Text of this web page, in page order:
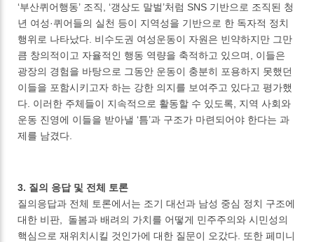
‘부산퀴어행동’ 조직, ‘갱상도 말벌’처럼 SNS 기반으로 조직된 청
년 여성·퀴어들의 실천 등이 지역성을 기반으로 한 독자적 정치
행위로 나타났다. 비수도권 여성운동이 자원은 빈약하지만 그만
큼 창의적이고 자율적인 행동 역량을 축적하고 있으며, 이들은
광장의 경험을 바탕으로 그동안 운동이 충분히 포용하지 못했던
이들을 포함시키고자 하는 강한 의지를 보여주고 있다고 평가했
다. 이러한 주체들이 지속적으로 활동할 수 있도록, 지역 사회와
운동 진영에 이들을 받아낼 ‘틈’과 구조가 마련되어야 한다는 과
제를 남겼다.
3. 질의 응답 및 전체 토론
질의응답과 전체 토론에서는 조기 대선과 남성 중심 정치 구조에
대한 비판, 돌봄과 배려의 가치를 어떻게 민주주의와 시민성의
핵심으로 재위치시킬 것인가에 대한 질문이 오갔다. 또한 페미니